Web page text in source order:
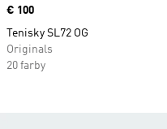
Price
€ 100
Tenisky SL72 OG
Originals
20 farby